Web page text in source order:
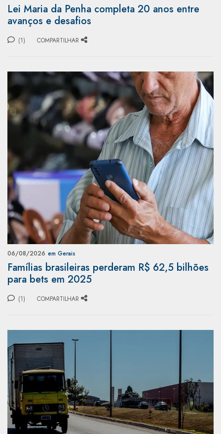
Lei Maria da Penha completa 20 anos entre
avanços e desafios
(1) COMPARTILHAR
06/08/2026 em Gerais
Famílias brasileiras perderam R$ 62,5 bilhões
para bets em 2025
(1) COMPARTILHAR